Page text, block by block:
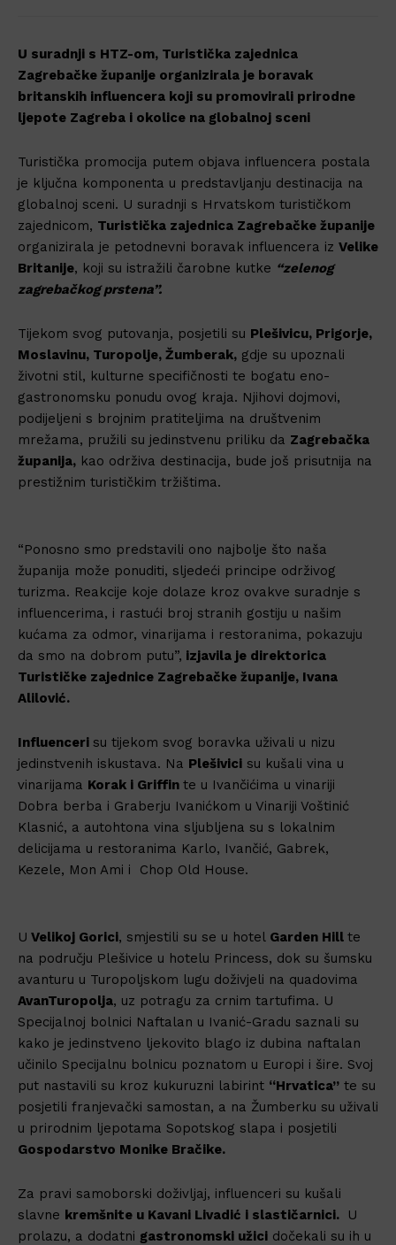
U suradnji s HTZ-om, Turistička zajednica
Zagrebačke županije organizirala je boravak
britanskih influencera koji su promovirali prirodne
ljepote Zagreba i okolice na globalnoj sceni
Turistička promocija putem objava influencera postala
je ključna komponenta u predstavljanju destinacija na
globalnoj sceni. U suradnji s Hrvatskom turističkom
zajednicom, Turistička zajednica Zagrebačke županije
organizirala je petodnevni boravak influencera iz Velike
Britanije, koji su istražili čarobne kutke “zelenog
zagrebačkog prstena”.
Tijekom svog putovanja, posjetili su Plešivicu, Prigorje,
Moslavinu, Turopolje, Žumberak, gdje su upoznali
životni stil, kulturne specifičnosti te bogatu eno-
gastronomsku ponudu ovog kraja. Njihovi dojmovi,
podijeljeni s brojnim pratiteljima na društvenim
mrežama, pružili su jedinstvenu priliku da Zagrebačka
županija, kao održiva destinacija, bude još prisutnija na
prestižnim turističkim tržištima.
“Ponosno smo predstavili ono najbolje što naša
županija može ponuditi, sljedeći principe održivog
turizma. Reakcije koje dolaze kroz ovakve suradnje s
influencerima, i rastući broj stranih gostiju u našim
kućama za odmor, vinarijama i restoranima, pokazuju
da smo na dobrom putu”, izjavila je direktorica
Turističke zajednice Zagrebačke županije, Ivana
Alilović.
Influenceri su tijekom svog boravka uživali u nizu
jedinstvenih iskustava. Na Plešivici su kušali vina u
vinarijama Korak i Griffin te u Ivančićima u vinariji
Dobra berba i Graberju Ivanićkom u Vinariji Voštinić
Klasnić, a autohtona vina sljubljena su s lokalnim
delicijama u restoranima Karlo, Ivančić, Gabrek,
Kezele, Mon Ami i Chop Old House.
U Velikoj Gorici, smjestili su se u hotel Garden Hill te
na području Plešivice u hotelu Princess, dok su šumsku
avanturu u Turopoljskom lugu doživjeli na quadovima
AvanTuropolja, uz potragu za crnim tartufima. U
Specijalnoj bolnici Naftalan u Ivanić-Gradu saznali su
kako je jedinstveno ljekovito blago iz dubina naftalan
učinilo Specijalnu bolnicu poznatom u Europi i šire. Svoj
put nastavili su kroz kukuruzni labirint “Hrvatica” te su
posjetili franjevački samostan, a na Žumberku su uživali
u prirodnim ljepotama Sopotskog slapa i posjetili
Gospodarstvo Monike Bračike.
Za pravi samoborski doživljaj, influenceri su kušali
slavne kremšnite u Kavani Livadić i slastičarnici.
U
prolazu, a dodatni gastronomski užici dočekali su ih u